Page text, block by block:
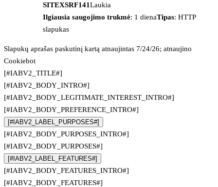
SITEXSRF141Laukia
Ilgiausia saugojimo trukmė: 1 dienaTipas: HTTP
slapukas
Slapukų aprašas paskutinį kartą atnaujintas 7/24/26; atnaujino
Cookiebot
[#IABV2_TITLE#]
[#IABV2_BODY_INTRO#]
[#IABV2_BODY_LEGITIMATE_INTEREST_INTRO#]
[#IABV2_BODY_PREFERENCE_INTRO#]
[#IABV2_LABEL_PURPOSES#]
[#IABV2_BODY_PURPOSES_INTRO#]
[#IABV2_BODY_PURPOSES#]
[#IABV2_LABEL_FEATURES#]
[#IABV2_BODY_FEATURES_INTRO#]
[#IABV2_BODY_FEATURES#]